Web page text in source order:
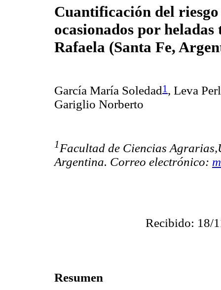
Cuantificación del riesgo
ocasionados por heladas
Rafaela (Santa Fe,
García María Soledad1 , Leva
Gariglio Norberto
1 Facultad de Ciencias
Argentina. Correo electrónico:
Recibido: 18/
Resumen